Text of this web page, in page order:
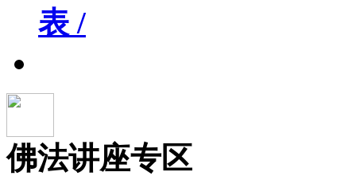
表 /
佛法讲座专区